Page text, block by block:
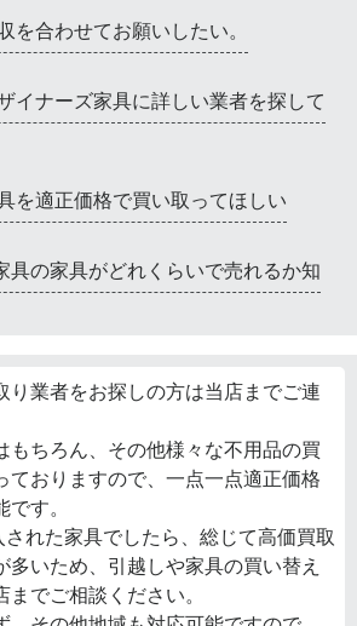
を合わせてお願いしたい。
イナーズ家具に詳しい業者を探して
を適正価格で買い取ってほしい
具の家具がどれくらいで売れるか知
り業者をお探しの方は当店までご連
もちろん、その他様々な不用品の買
ておりますので、一点一点適正価格
す。
れた家具でしたら、総じて高価買取
多いため、引越しや家具の買い替え
でご相談ください。